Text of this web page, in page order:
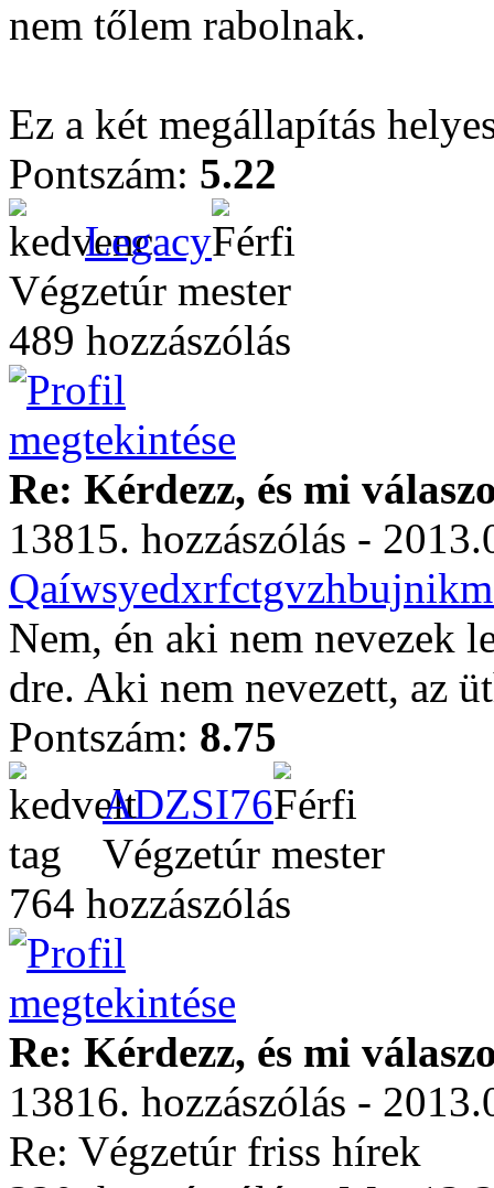
nem tőlem rabolnak.
Ez a két megállapítás
Pontszám: 5.22
Legacy
Végzetúr mester
489 hozzászólás
Re: Kérdezz, és mi
13815. hozzászólás -
Nem, én aki nem nevezek
dre. Aki nem nevezett, az
Pontszám: 8.75
ADZSI76
Végzetúr mester
764 hozzászólás
Re: Kérdezz, és mi
13816. hozzászólás -
Re: Végzetúr friss hírek